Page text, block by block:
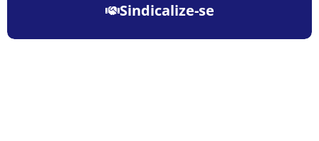
Sindicalize-se